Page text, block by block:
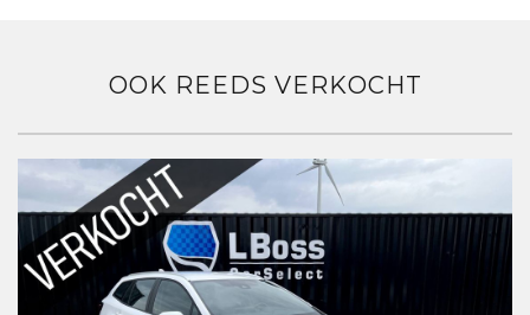
OOK REEDS VERKOCHT